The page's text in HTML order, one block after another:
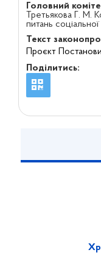
Головний
Третьякова Г. М.
питань
Текст
Проєкт
Поділитись: